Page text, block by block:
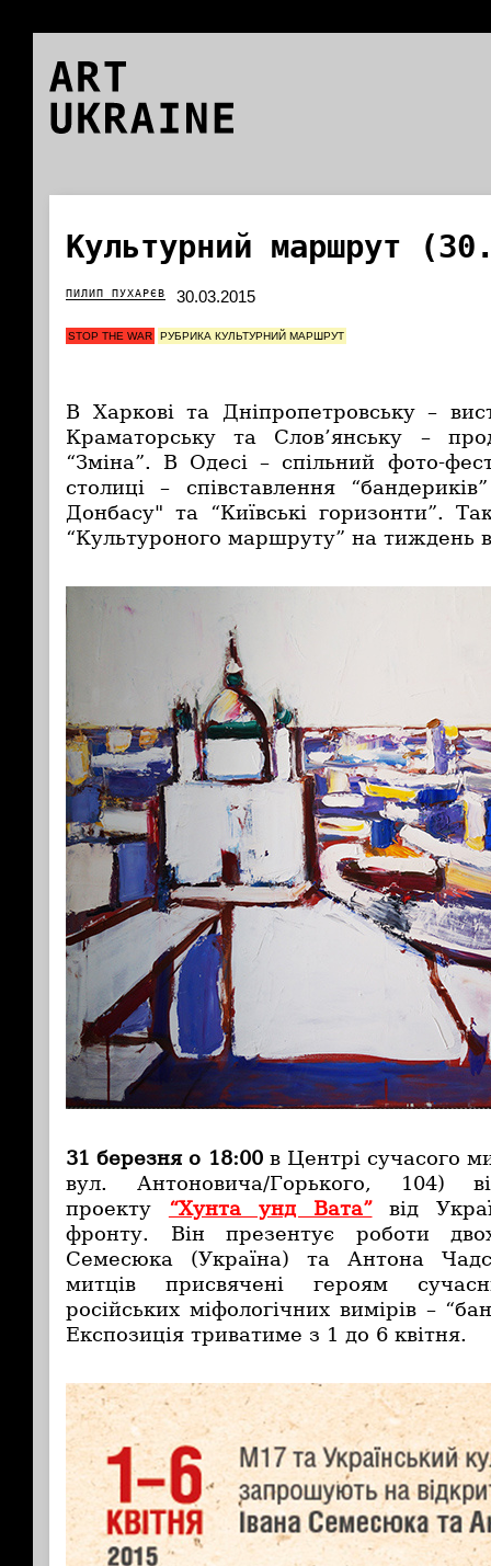
ART
UKRAINE
Культурний маршрут
ПИЛИП ПУХАРЄВ 30.03.2015
STOP THE WAR РУБРИКА КУЛЬТУРНИЙ МАРШРУТ
В Харкові та Дніпропетровську –
Краматорську та Слов’янську –
“Зміна”. В Одесі – спільний фото-
столиці – співставлення
Донбасу" та “Київські горизонти”.
“Культуроного маршруту” на тиждень
31 березня о 18:00в Центрі сучасого
вул. Антоновича/Горького, 104)
проекту “Хунта унд Вата”від
фронту. Він презентує роботи
Семесюка (Україна) та Антона
митців присвячені героям
російських міфологічних вимірів –
Експозиція триватиме з 1 до 6 квітня.